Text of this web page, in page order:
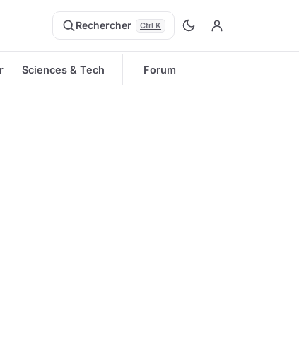
Rechercher Ctrl K
Sciences & Tech Forum